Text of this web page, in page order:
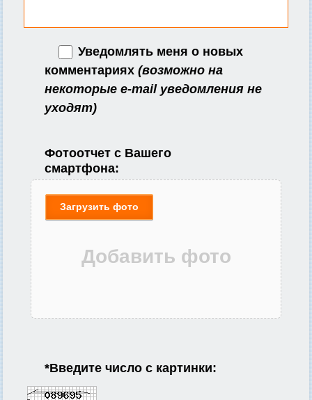
Уведомлять меня о новых
комментариях (возможно на
некоторые e-mail уведомления не
уходят)
Фотоотчет с Вашего
смартфона:
Загрузить фото
*Введите число с картинки: